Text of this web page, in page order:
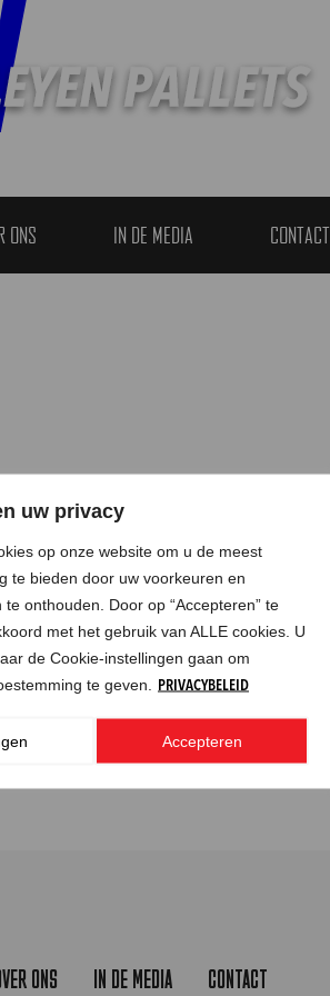
uw privacy
op onze website om u de meest
te bieden door uw voorkeuren en
onthouden. Door op “Accepteren” te
met het gebruik van ALLE cookies. U
de Cookie-instellingen gaan om
te geven.
PRIVACYBELEID
Accepteren
ONS IN DE MEDIA CONTACT
this
ONS IN DE MEDIA CONTACT